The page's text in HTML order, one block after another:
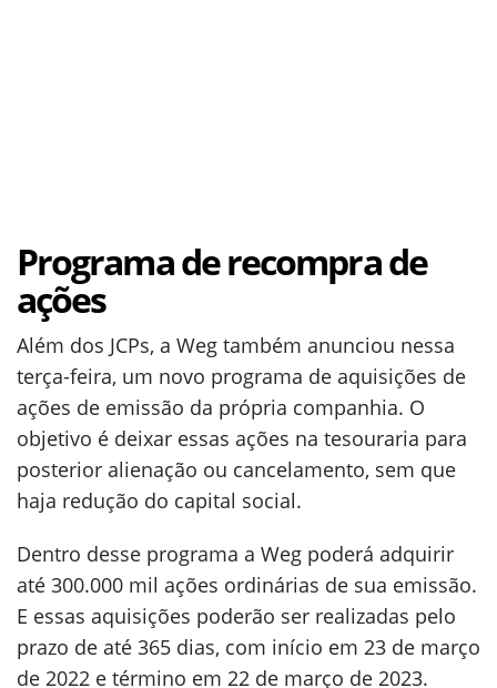
Programa de recompra de
ações
Além dos JCPs, a Weg também anunciou nessa
terça-feira, um novo programa de aquisições de
ações de emissão da própria companhia. O
objetivo é deixar essas ações na tesouraria para
posterior alienação ou cancelamento, sem que
haja redução do capital social.
Dentro desse programa a Weg poderá adquirir
até 300.000 mil ações ordinárias de sua emissão.
E essas aquisições poderão ser realizadas pelo
prazo de até 365 dias, com início em 23 de março
de 2022 e término em 22 de março de 2023.